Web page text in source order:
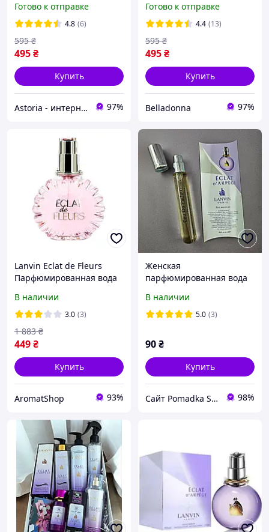
Дарпеж
Парфюмированная вода
Аромат Женский
Готово к отправке
4.8 (6)
495₴
595 ₴
Купить
Astoria - интернет-магазин косметики и парфюмерии 97%
женская туалетная вода
Готово к отправке
4.4 (13)
495₴
595 ₴
Купить
Belladonna 97%
Lanvin Eclat de Fleurs
Парфюмированная вода
Флерс )
В наличии
3.0 (3)
449₴
1 883 ₴
Купить
AromatShop 93%
Женская
парфюмированная вода
мл
В наличии
5.0 (3)
90₴
Купить
Сайт Pomadka Shop 98%